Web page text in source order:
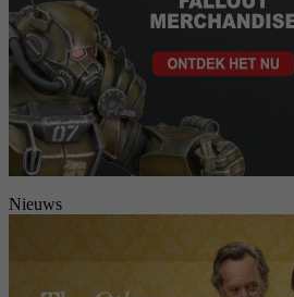
Nieuws